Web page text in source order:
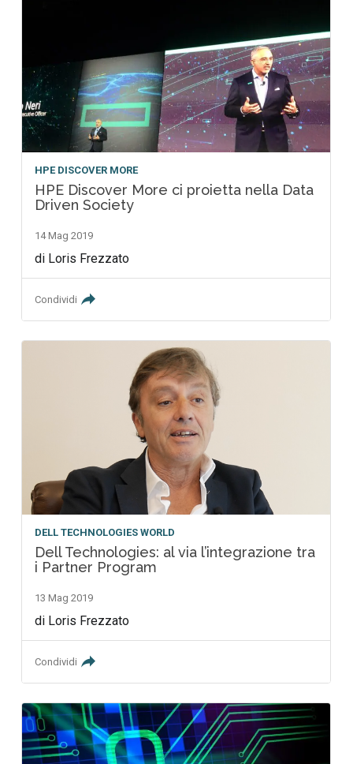
HPE DISCOVER MORE
HPE Discover More ci proietta nella Data
Driven Society
14 Mag 2019
di Loris Frezzato
Condividi
DELL TECHNOLOGIES WORLD
Dell Technologies: al via l’integrazione tra
i Partner Program
13 Mag 2019
di Loris Frezzato
Condividi